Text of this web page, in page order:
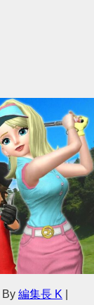
By 編集長 K